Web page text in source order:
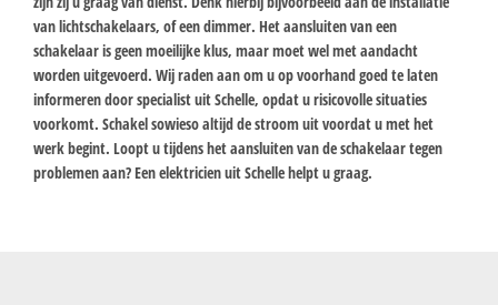
van lichtschakelaars, of een dimmer. Het aansluiten van een
schakelaar is geen moeilijke klus, maar moet wel met aandacht
worden uitgevoerd. Wij raden aan om u op voorhand goed te laten
informeren door specialist uit Schelle, opdat u risicovolle situaties
voorkomt. Schakel sowieso altijd de stroom uit voordat u met het
werk begint. Loopt u tijdens het aansluiten van de schakelaar tegen
problemen aan? Een elektricien uit Schelle helpt u graag.